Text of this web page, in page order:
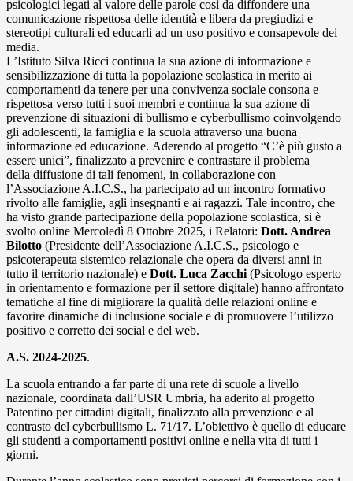
psicologici legati al valore delle parole così da diffondere una
comunicazione rispettosa delle identità e libera da pregiudizi e
stereotipi culturali ed educarli ad un uso positivo e consapevole dei
media.
L’Istituto Silva Ricci continua la sua azione di informazione e
sensibilizzazione di tutta la popolazione scolastica in merito ai
comportamenti da tenere per una convivenza sociale consona e
rispettosa verso tutti i suoi membri e continua la sua azione di
prevenzione di situazioni di bullismo e cyberbullismo coinvolgendo
gli adolescenti, la famiglia e la scuola attraverso una buona
informazione ed educazione. Aderendo al progetto “C’è più gusto a
essere unici”, finalizzato a prevenire e contrastare il problema
della diffusione di tali fenomeni, in collaborazione con
l’Associazione A.I.C.S., ha partecipato ad un incontro formativo
rivolto alle famiglie, agli insegnanti e ai ragazzi. Tale incontro, che
ha visto grande partecipazione della popolazione scolastica, si è
svolto online Mercoledì 8 Ottobre 2025, i Relatori: Dott. Andrea
Bilotto (Presidente dell’Associazione A.I.C.S., psicologo e
psicoterapeuta sistemico relazionale che opera da diversi anni in
tutto il territorio nazionale) e Dott. Luca Zacchi (Psicologo esperto
in orientamento e formazione per il settore digitale) hanno affrontato
tematiche al fine di migliorare la qualità delle relazioni online e
favorire dinamiche di inclusione sociale e di promuovere l’utilizzo
positivo e corretto dei social e del web.
A.S. 2024-2025.
La scuola entrando a far parte di una rete di scuole a livello
nazionale, coordinata dall’USR Umbria, ha aderito al progetto
Patentino per cittadini digitali, finalizzato alla prevenzione e al
contrasto del cyberbullismo L. 71/17. L’obiettivo è quello di educare
gli studenti a comportamenti positivi online e nella vita di tutti i
giorni.